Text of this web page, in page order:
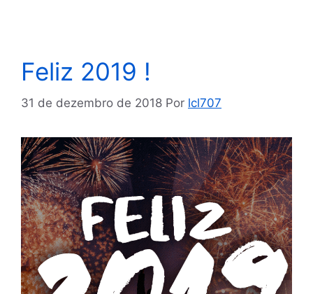
Feliz 2019 !
31 de dezembro de 2018 Por lcl707